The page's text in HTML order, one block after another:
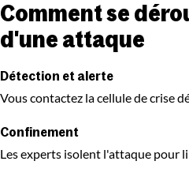
Comment se
d'une attaque
Détection et alerte
Vous contactez la cellule de crise
Confinement
Les experts isolent l'attaque pour